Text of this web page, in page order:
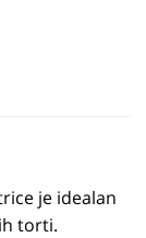
je idealan
torti.